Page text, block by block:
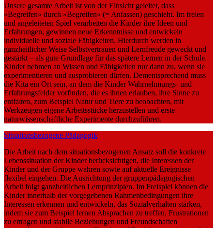
Unsere gesamte Arbeit ist von der Einsicht geleitet, dass
»Begreifen« durch »Begreifen« (= Anfassen) geschieht. Im freien
und angeleiteten Spiel verarbeiten die Kinder ihre Ideen und
Erfahrungen, gewinnen neue Erkenntnisse und entwickeln
individuelle und soziale Fähigkeiten. Hierdurch werden in
ganzheitlicher Weise Selbstvertrauen und Lernfreude geweckt und
gestärkt – als gute Grundlage für das spätere Lernen in der Schule.
Kinder nehmen an Wissen und Fähigkeiten nur dann zu, wenn sie
experimentieren und ausprobieren dürfen. Dementsprechend muss
die Kita ein Ort sein, an dem die Kinder Wahrnehmungs- und
Erfahrungsfelder vorfinden, die es ihnen erlauben, ihre Sinne zu
entfalten, zum Beispiel Natur und Tiere zu beobachten, mit
Werkzeugen eigene Arbeitsstücke herzustellen und erste
naturwissenschaftliche Experimente durchzuführen.
Situationsbezogene Pädagogik
Die Arbeit nach dem situationsbezogenen Ansatz soll die konkrete
Lebenssituation der Kinder berücksichtigen, die Interessen der
Kinder und der Gruppe wahren sowie auf aktuelle Ereignisse
flexibel eingehen. Die Ausrichtung der gruppenpädagogischen
Arbeit folgt ganzheitlichen Lernprinzipien. Im Freispiel können die
Kinder innerhalb der vorgegebenen Rahmenbedingungen ihre
Interessen erkennen und entwickeln, das Sozialverhalten stärken,
indem sie zum Beispiel lernen Absprachen zu treffen, Frustrationen
zu ertragen und stabile Beziehungen und Freundschaften